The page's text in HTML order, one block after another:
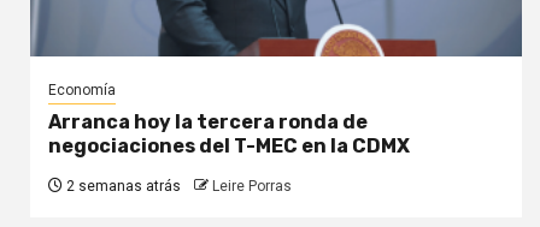
Economía
Arranca hoy la tercera ronda de
negociaciones del T-MEC en la CDMX
2 semanas atrás Leire Porras